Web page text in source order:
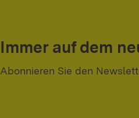
Immer auf dem
Abonnieren Sie den